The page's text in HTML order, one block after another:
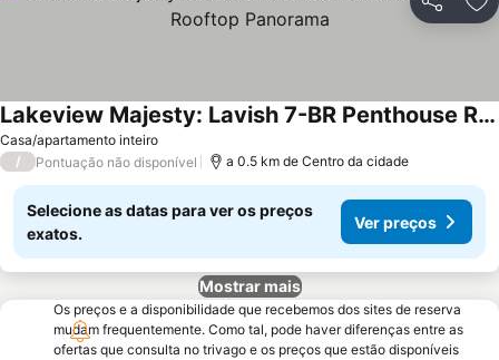
Partilhar
Casa/apartamento inteiro
Lakeview Majesty: Lavish 7-BR Penthouse Retreat With Rooftop Panorama
/ Pontuação não disponível a 0.5 km de Centro da cidade
Selecione as datas para ver os preços
exatos.
Ver preços
Mostrar mais
Os preços e a disponibilidade que recebemos dos sites de reserva
mudam frequentemente. Como tal, pode haver diferenças entre as
ofertas que consulta no trivago e os preços que estão disponíveis